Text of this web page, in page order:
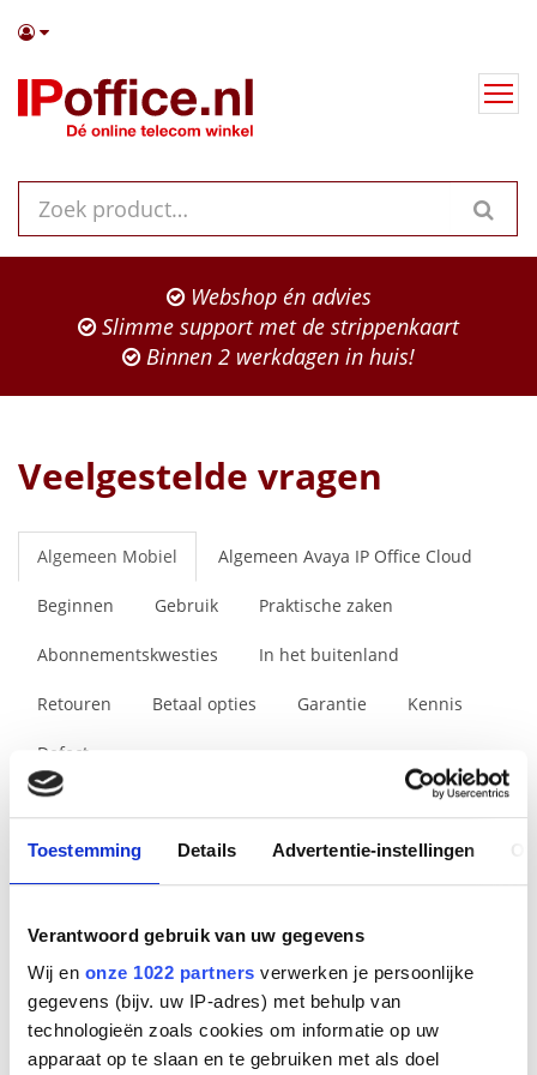
Toestemming Details Advertentie-instellingen
Verantwoord gebruik van uw gegevens
Wij en onze 1022 partners verwerken je persoonlijke
gegevens (bijv. uw IP-adres) met behulp van
technologieën zoals cookies om informatie op uw
apparaat op te slaan en te gebruiken met als doel
Webshop én advies
Slimme support met de strippenkaart
Binnen 2 werkdagen in huis!
Veelgestelde vragen
Algemeen Mobiel Algemeen Avaya IP Office Cloud
Beginnen Gebruik Praktische zaken
Abonnementskwesties In het buitenland
Retouren Betaal opties Garantie Kennis
Defect
Moet mijn toestel een smartphone te zijn?
Wat is een PUKcode?
Wat is een app?